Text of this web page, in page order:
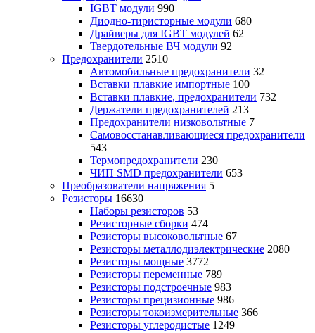
IGBT модули 990
Диодно-тиристорные модули 680
Драйверы для IGBT модулей 62
Твердотельные ВЧ модули 92
Предохранители 2510
Автомобильные предохранители 32
Вставки плавкие импортные 100
Вставки плавкие, предохранители 732
Держатели предохранителей 213
Предохранители низковольтные 7
Самовосстанавливающиеся предохранители
543
Термопредохранители 230
ЧИП SMD предохранители 653
Преобразователи напряжения 5
Резисторы 16630
Наборы резисторов 53
Резисторные сборки 474
Резисторы высоковольтные 67
Резисторы металлодиэлектрические 2080
Резисторы мощные 3772
Резисторы переменные 789
Резисторы подстроечные 983
Резисторы прецизионные 986
Резисторы токоизмерительные 366
Резисторы углеродистые 1249